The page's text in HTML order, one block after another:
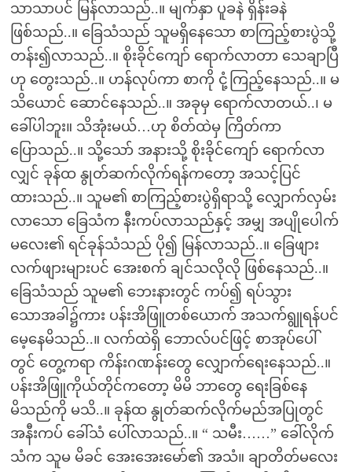
သာသာပင် မြန်လာသည်..။ မျက်နှာ ပူခနဲ ရှိန်းခနဲ
ဖြစ်သည်..။ ခြေသံသည် သူမရှိနေသော စာကြည့်စားပွဲသို့
တန်း၍လာသည်..။ စိုးခိုင်ကျော် ရောက်လာတာ သေချာပြီ
ဟု တွေးသည်..။ ဟန်လုပ်ကာ စာကို ငုံ့ကြည့်နေသည်..။ မ
သိယောင် ဆောင်နေသည်..။ အခုမှ ရောက်လာတယ်..၊ မ
ခေါ်ပါဘူး။ သိအုံးမယ်…ဟု စိတ်ထဲမှ ကြိတ်ကာ
ပြောသည်..။ သို့သော် အနားသို့ စိုးခိုင်ကျော် ရောက်လာ
လျှင် ခုန်ထ နွုတ်ဆက်လိုက်ရန်ကတော့ အသင့်ပြင်
ထားသည်..။ သူမ၏ စာကြည့်စားပွဲရှိရာသို့ လျှောက်လှမ်း
လာသော ခြေသံက နီးကပ်လာသည်နှင့် အမျှ အပျိုပေါက်
မလေး၏ ရင်ခုန်သံသည် ပို၍ မြန်လာသည်..။ ခြေဖျား
လက်ဖျားများပင် အေးစက် ချင်သလိုလို ဖြစ်နေသည်..။
ခြေသံသည် သူမ၏ ဘေးနားတွင် ကပ်၍ ရပ်သွား
သောအခါ၌ကား ပန်းအိဖြူတစ်ယောက် အသက်ရွူရန်ပင်
မေ့နေမိသည်..။ လက်ထဲရှိ ဘောလ်ပင်ဖြင့် စာအုပ်ပေါ်
တွင် တွေ့ကရာ ကိန်းဂဏန်းတွေ လျှောက်ရေးနေသည်..။
ပန်းအိဖြူကိုယ်တိုင်ကတော့ မိမိ ဘာတွေ ရေးခြစ်နေ
မိသည်ကို မသိ..။ ခုန်ထ နွုတ်ဆက်လိုက်မည်အပြုတွင်
အနီးကပ် ခေါ်သံ ပေါ်လာသည်..။ “ သမီး……” ခေါ်လိုက်
သံက သူမ မိခင် အေးအေးမော်၏ အသံ။ ချာတိတ်မလေး